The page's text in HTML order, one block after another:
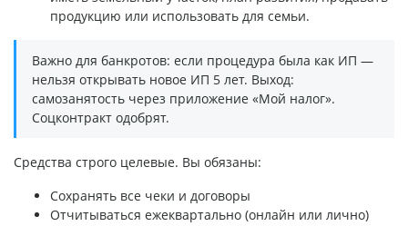
продукцию или использовать для семьи.
Важно для банкротов: если процедура была как ИП —
нельзя открывать новое ИП 5 лет. Выход:
самозанятость через приложение «Мой налог».
Соцконтракт одобрят.
Средства строго целевые. Вы обязаны:
Сохранять все чеки и договоры
Отчитываться ежеквартально (онлайн или лично)